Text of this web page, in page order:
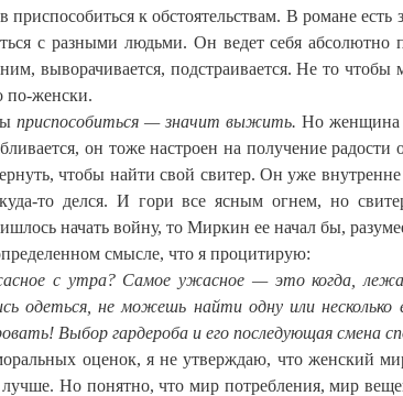
к обстоятельствам. В романе есть
с разными людьми. Он ведет себя абсолютно
выворачивается, подстраивается. Не то чтобы
по-женски.
приспособиться — значит выжить. Но женщина
он тоже настроен на получение
чтобы найти свой свитер. Он уже
то делся. И гори все ясным огнем, но
начать войну, то Миркин ее начал бы,
смысле, что я процитирую:
с утра? Самое ужасное — это когда,
одеться, не можешь найти одну или
Выбор гардероба и его последующая смена
оценок, я не утверждаю, что женский
Но понятно, что мир потребления, мир